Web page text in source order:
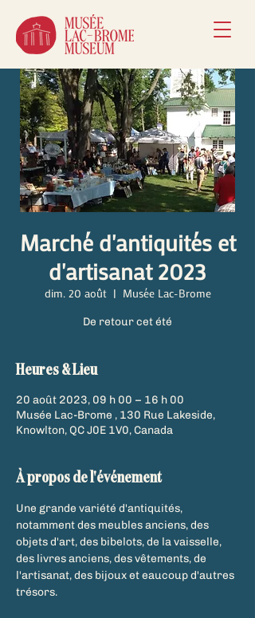
Marché d'antiquités et
d'artisanat 2023
dim. 20 août
  |
Musée Lac-Brome
De retour cet été
Heures & Lieu
20 août 2023, 09 h 00 – 16 h 00
Musée Lac-Brome , 130 Rue Lakeside,
Knowlton, QC J0E 1V0, Canada
À propos de l'événement
Une grande variété d'antiquités,
notamment des meubles anciens, des
objets d'art, des bibelots, de la vaisselle,
des livres anciens, des vêtements, de
l'artisanat, des bijoux et eaucoup d'autres
trésors.